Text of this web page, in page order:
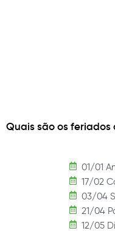
Quais são os feriados
01/01
17/02
03/04
21/04
12/05